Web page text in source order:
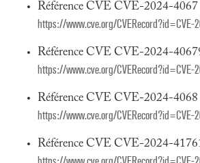
Référence CVE CVE-2024-4067
https://www.cve.org/CVERecord?id=CVE-
Référence CVE CVE-2024-
https://www.cve.org/CVERecord?id=CVE-
Référence CVE CVE-2024-4068
https://www.cve.org/CVERecord?id=CVE-
Référence CVE CVE-2024-